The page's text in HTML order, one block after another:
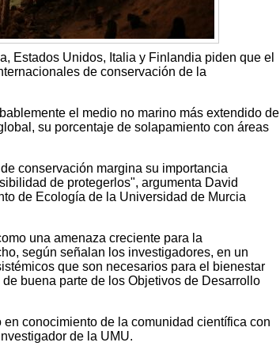
Estados Unidos, Italia y Finlandia piden que el
de conservación de la
el medio no marino más extendido de
su porcentaje de solapamiento con áreas
conservación margina su importancia
de protegerlos", argumenta David
de Ecología de la Universidad de Murcia
una amenaza creciente para la
según señalan los investigadores, en un
que son necesarios para el bienestar
buena parte de los Objetivos de Desarrollo
conocimiento de la comunidad científica con
de la UMU.